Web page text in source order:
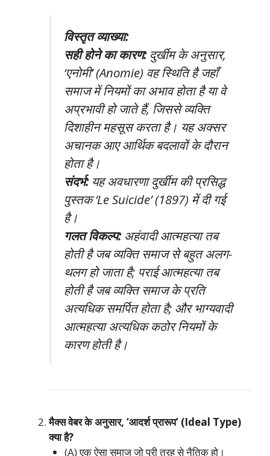
विस्तृत व्याख्या:
सही होने का कारण:दुर्खीम के अनुसार,
‘एनोमी’ (Anomie) वह स्थिति है जहाँ
समाज में नियमों का अभाव होता है या वे
अप्रभावी हो जाते हैं, जिससे व्यक्ति
दिशाहीन महसूस करता है। यह अक्सर
अचानक आए आर्थिक बदलावों के दौरान
होता है।
संदर्भ:यह अवधारणा दुर्खीम की प्रसिद्ध
पुस्तक‘Le Suicide’ (1897) में दी गई
है।
गलत विकल्प:अहंवादी आत्महत्या तब
होती है जब व्यक्ति समाज से बहुत अलग-
थलग हो जाता है; पराई आत्महत्या तब
होती है जब व्यक्ति समाज के प्रति
अत्यधिक समर्पित होता है; और भाग्यवादी
आत्महत्या अत्यधिक कठोर नियमों के
कारण होती है।
मैक्स वेबर के अनुसार, ‘आदर्श प्रारूप’ (Ideal Type)
क्या है?
(A) एक ऐसा समाज जो पूरी तरह से नैतिक हो।